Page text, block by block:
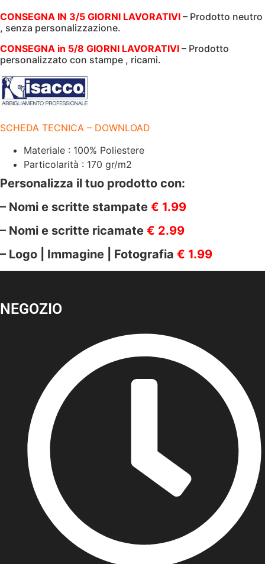
|
170
|
72X46
CM
|
ISACCO
086619
CONSEGNA IN 3/5 GIORNI LAVORATIVI – Prodotto neutro
, senza personalizzazione.
CONSEGNA in 5/8 GIORNI LAVORATIVI – Prodotto
personalizzato con stampe , ricami.
SCHEDA TECNICA – DOWNLOAD
Materiale : 100% Poliestere
Particolarità : 170 gr/m2
Personalizza il tuo prodotto con:
– Nomi e scritte stampate € 1.99
– Nomi e scritte ricamate € 2.99
– Logo | Immagine | Fotografia € 1.99
NEGOZIO